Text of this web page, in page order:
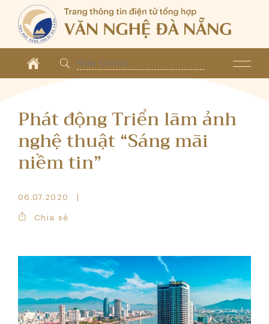
Phát động Triển lãm ảnh
nghệ thuật “Sáng mãi
niềm tin”
06.07.2020
Chia sẻ